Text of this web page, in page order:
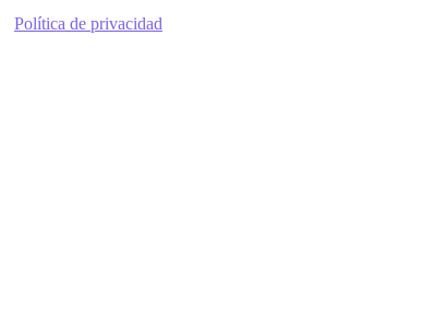
Política de privacidad